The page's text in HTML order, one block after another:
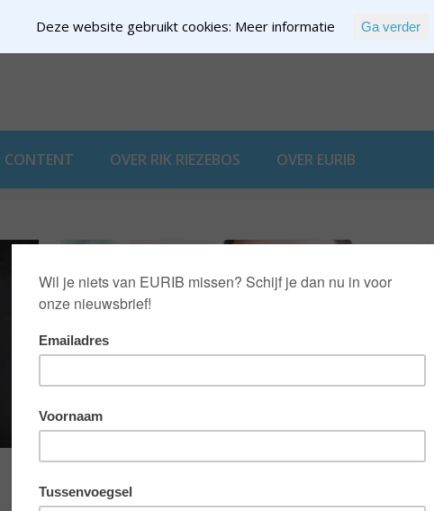
CONTENT OVER RIK RIEZEBOS OVER EURIB
DoorEURIB Team
Deze website gebruikt cookies: Meer informatie Ga verder
EXPERTISE